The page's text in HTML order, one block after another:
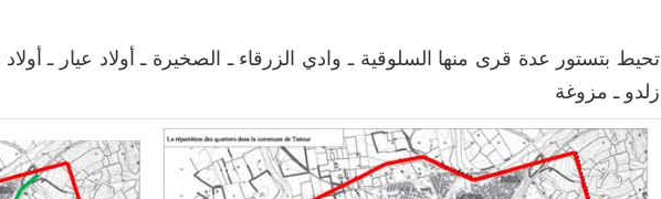
تحيط بتستور عدة قرى منها السلوقية ـ وادي الزرقاء ـ الصخيرة ـ أولاد عيار ـ
زلدو ـ مزوغة